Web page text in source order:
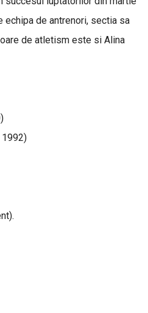
echipa de antrenori, sectia sa
de atletism este si Alina
1992)